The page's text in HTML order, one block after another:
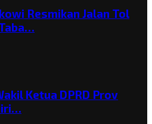
Resmikan Jalan Tol
Ketua DPRD Prov